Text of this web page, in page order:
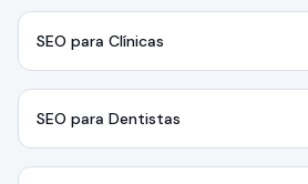
SEO para Clínicas
SEO para Dentistas